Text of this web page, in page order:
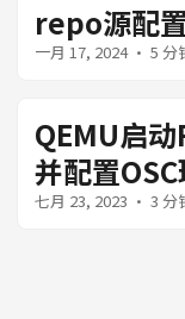
repo源配
一月 17, 2024· 5 分
QEMU启
并配置
七月 23, 2023 · 3 分